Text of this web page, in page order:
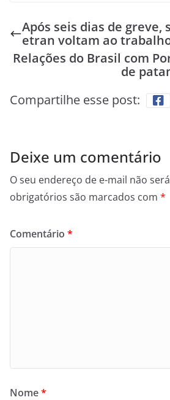
Após seis dias de greve,
etran voltam ao
Relações do Brasil com
de
Compartilhe esse post:
Deixe um comentário
O seu endereço de e-mail não
obrigatórios são marcados com *
Comentário *
Nome*